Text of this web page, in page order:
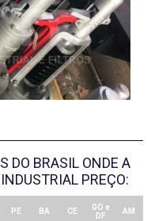
DO BRASIL ONDE A
PREÇO:
PE BA CE
GO e
DF
AM